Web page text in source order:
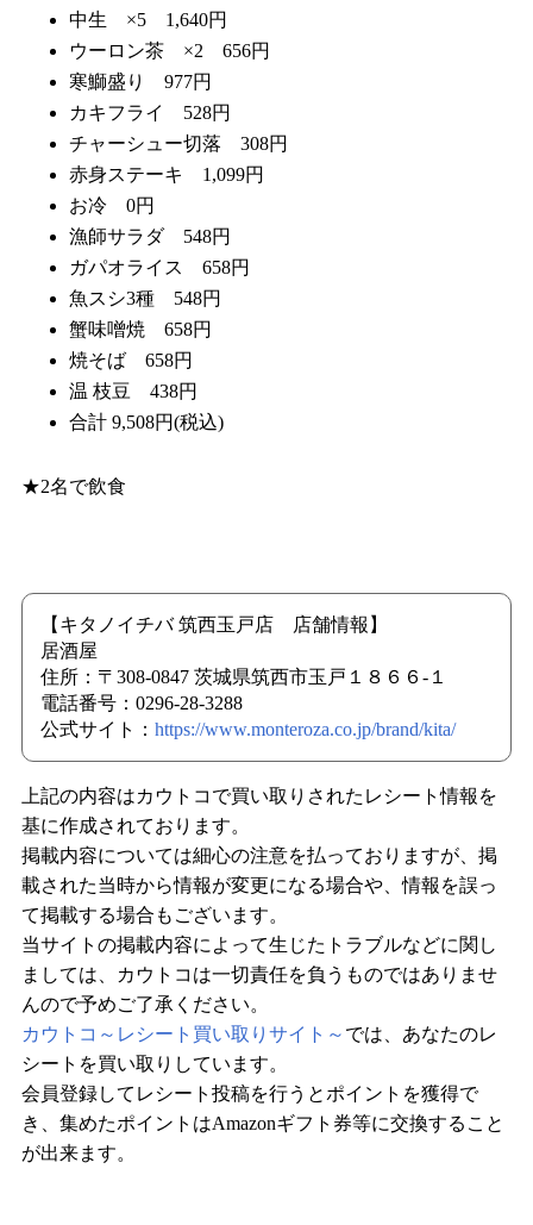
中生 ×5 1,640円
ウーロン茶 ×2 656円
寒鰤盛り 977円
カキフライ 528円
チャーシュー切落 308円
赤身ステーキ 1,099円
お冷 0円
漁師サラダ 548円
ガパオライス 658円
魚スシ3種 548円
蟹味噌焼 658円
焼そば 658円
温 枝豆 438円
合計 9,508円(税込)
★2名で飲食
【キタノイチバ 筑西玉戸店 店舗情報】
居酒屋
住所：〒308-0847 茨城県筑西市玉戸１８６６-１
電話番号：0296-28-3288
公式サイト： https://www.monteroza.co.jp/brand/kita/
上記の内容はカウトコで買い取りされたレシート情報を
基に作成されております。
掲載内容については細心の注意を払っておりますが、掲
載された当時から情報が変更になる場合や、情報を誤っ
て掲載する場合もございます。
当サイトの掲載内容によって生じたトラブルなどに関し
ましては、カウトコは一切責任を負うものではありませ
んので予めご了承ください。
カウトコ～レシート買い取りサイト～ では、あなたのレ
シートを買い取りしています。
会員登録してレシート投稿を行うとポイントを獲得で
き、集めたポイントはAmazonギフト券等に交換すること
が出来ます。